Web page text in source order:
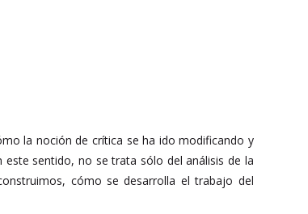
la noción de crítica se ha ido modificando y
este sentido, no se trata sólo del análisis de la
cómo se desarrolla el trabajo del